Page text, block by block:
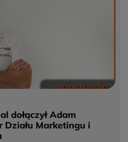
niż niezbędne do
strony. Ustawiając
włączone, godzisz się, by
dołączył Adam
Działu Marketingu i